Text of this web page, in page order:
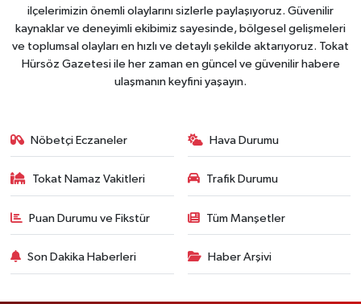
ilçelerimizin önemli olaylarını sizlerle paylaşıyoruz. Güvenilir
kaynaklar ve deneyimli ekibimiz sayesinde, bölgesel gelişmeleri
ve toplumsal olayları en hızlı ve detaylı şekilde aktarıyoruz. Tokat
Hürsöz Gazetesi ile her zaman en güncel ve güvenilir habere
ulaşmanın keyfini yaşayın.
Nöbetçi Eczaneler Hava Durumu
Tokat Namaz Vakitleri Trafik Durumu
Puan Durumu ve Fikstür Tüm Manşetler
Son Dakika Haberleri Haber Arşivi